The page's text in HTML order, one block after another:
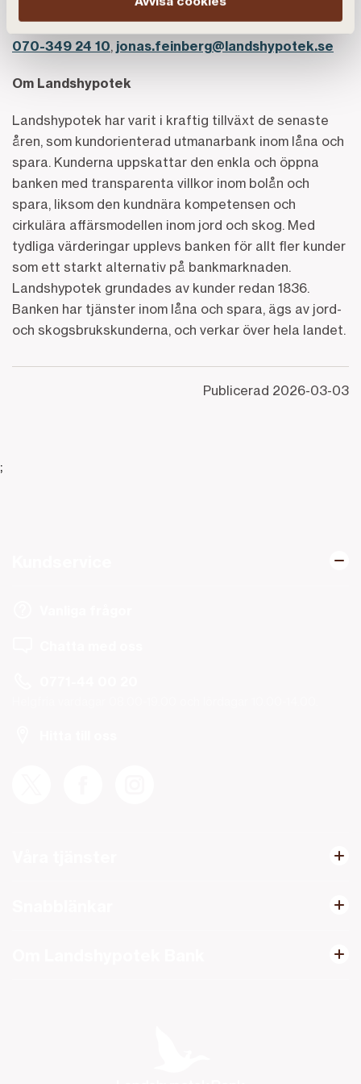
Jonas Feinberg, presskontakt Landshypotek Bank,
070-349 24 10, jonas.feinberg@landshypotek.se
Om Landshypotek
Landshypotek har varit i kraftig tillväxt de senaste
åren, som kundorienterad utmanarbank inom låna och
spara. Kunderna uppskattar den enkla och öppna
banken med transparenta villkor inom bolån och
spara, liksom den kundnära kompetensen och
cirkulära affärsmodellen inom jord och skog. Med
tydliga värderingar upplevs banken för allt fler kunder
som ett starkt alternativ på bankmarknaden.
Landshypotek grundades av kunder redan 1836.
Banken har tjänster inom låna och spara, ägs av jord-
och skogsbrukskunderna, och verkar över hela landet.
Publicerad 2026-03-03
;